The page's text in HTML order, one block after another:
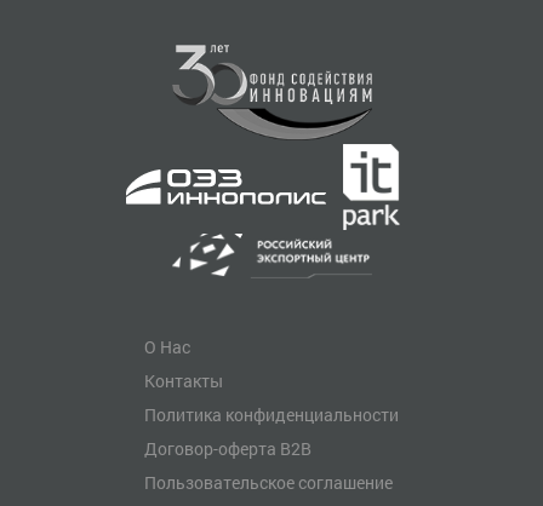
О Нас
Контакты
Политика конфиденциальности
Договор-оферта B2B
Пользовательское соглашение